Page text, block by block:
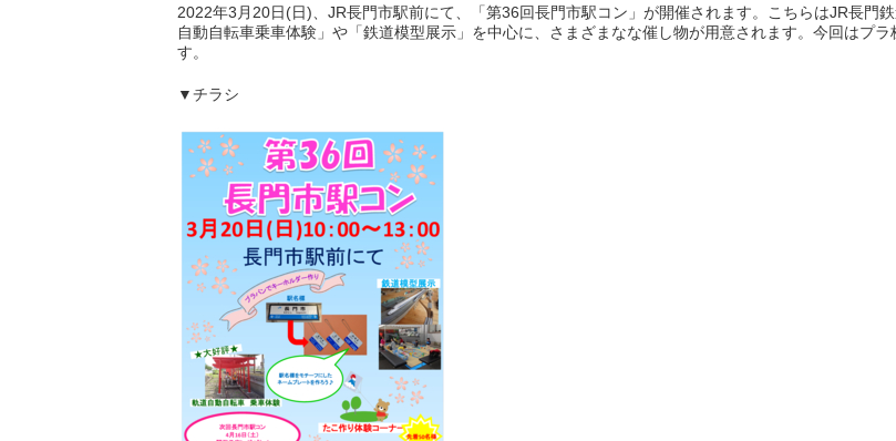
2022年3月20日(日)、JR長門市駅前にて、「第36回長門市駅コン」が開催されます。こちらはJR長門
自動自転車乗車体験」や「鉄道模型展示」を中心に、さまざまなな催し物が用意されます。今回はプ
す。
▼チラシ